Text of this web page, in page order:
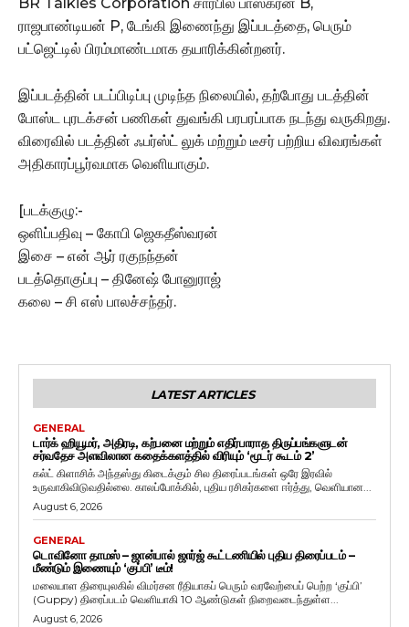
ராஜபாண்டியன் P, டேங்கி இணைந்து இப்படத்தை, பெரும்
பட்ஜெட்டில் பிரம்மாண்டமாக தயாரிக்கின்றனர்.
இப்படத்தின் படப்பிடிப்பு முடிந்த நிலையில், தற்போது படத்தின்
போஸ்ட புரடக்சன் பணிகள் துவங்கி பரபரப்பாக நடந்து வருகிறது.
விரைவில் படத்தின் ஃபர்ஸ்ட் லுக் மற்றும் டீசர் பற்றிய விவரங்கள்
அதிகாரப்பூர்வமாக வெளியாகும்.
[படக்குழு:-
ஒளிப்பதிவு – கோபி ஜெகதீஸ்வரன்
இசை – என் ஆர் ரகுநந்தன்
படத்தொகுப்பு – தினேஷ் போனுராஜ்
கலை – சி எஸ் பாலச்சந்தர்.
LATEST ARTICLES
GENERAL
டார்க் ஹியூமர், அதிரடி, கற்பனை மற்றும் எதிர்பாராத திருப்பங்களுடன்
சர்வதேச அளவிலான கதைக்களத்தில் விரியும் ‘மூடர் கூடம் 2’
கல்ட் கிளாசிக் அந்தஸ்து கிடைக்கும் சில திரைப்படங்கள் ஒரே இரவில்
உருவாகிவிடுவதில்லை. காலப்போக்கில், புதிய ரசிகர்களை ஈர்த்து, வெளியான...
August 6, 2026
GENERAL
டொவினோ தாமஸ் – ஜான்பால் ஜார்ஜ் கூட்டணியில் புதிய திரைப்படம் –
மீண்டும் இணையும் ‘குப்பி’ டீம்!
மலையாள திரையுலகில் விமர்சன ரீதியாகப் பெரும் வரவேற்பைப் பெற்ற ‘குப்பி’
(Guppy) திரைப்படம் வெளியாகி 10 ஆண்டுகள் நிறைவடைந்துள்ள...
August 6, 2026